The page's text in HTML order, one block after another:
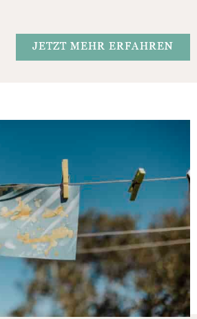
JETZT MEHR ERFAHREN